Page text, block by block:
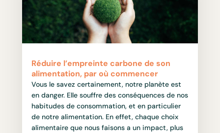
Réduire l’empreinte carbone de son
alimentation, par où commencer
Vous le savez certainement, notre planète est
en danger. Elle souffre des conséquences de nos
habitudes de consommation, et en particulier
de notre alimentation. En effet, chaque choix
alimentaire que nous faisons a un impact, plus